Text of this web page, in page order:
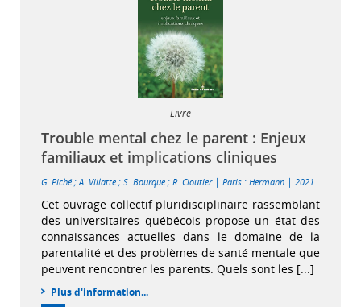
Livre
Trouble mental chez le parent : Enjeux
familiaux et implications cliniques
G. Piché ; A. Villatte ; S. Bourque ; R. Cloutier | Paris : Hermann | 2021
Cet ouvrage collectif pluridisciplinaire rassemblant
des universitaires québécois propose un état des
connaissances actuelles dans le domaine de la
parentalité et des problèmes de santé mentale que
peuvent rencontrer les parents. Quels sont les [...]
Plus d'information...